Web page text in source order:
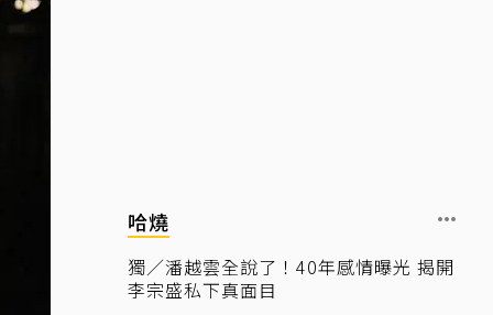
哈燒
獨／潘越雲全說了！40年感情曝光 揭開
李宗盛私下真面目